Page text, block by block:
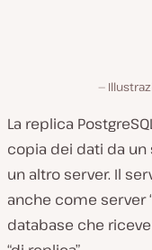
La replica
copia dei dati da un
un altro server. Il
anche come server
database che